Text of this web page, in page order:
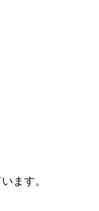
ます。